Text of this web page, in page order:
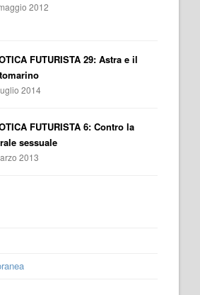
2012
FUTURISTA 29: Astra e il
2014
FUTURISTA 6: Contro la
sessuale
2013